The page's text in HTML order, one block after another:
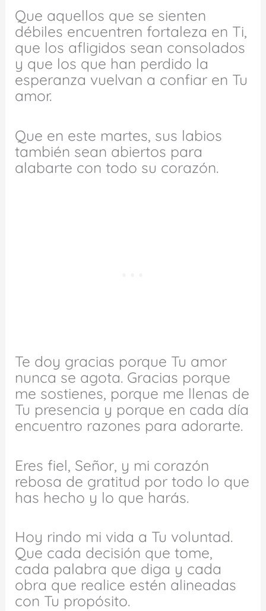
Que aquellos que se sienten
débiles encuentren fortaleza en Ti,
que los afligidos sean consolados
y que los que han perdido la
esperanza vuelvan a confiar en Tu
amor.
Que en este martes, sus labios
también sean abiertos para
alabarte con todo su corazón.
Te doy gracias porque Tu amor
nunca se agota. Gracias porque
me sostienes, porque me llenas de
Tu presencia y porque en cada día
encuentro razones para adorarte.
Eres fiel, Señor, y mi corazón
rebosa de gratitud por todo lo que
has hecho y lo que harás.
Hoy rindo mi vida a Tu voluntad.
Que cada decisión que tome,
cada palabra que diga y cada
obra que realice estén alineadas
con Tu propósito.